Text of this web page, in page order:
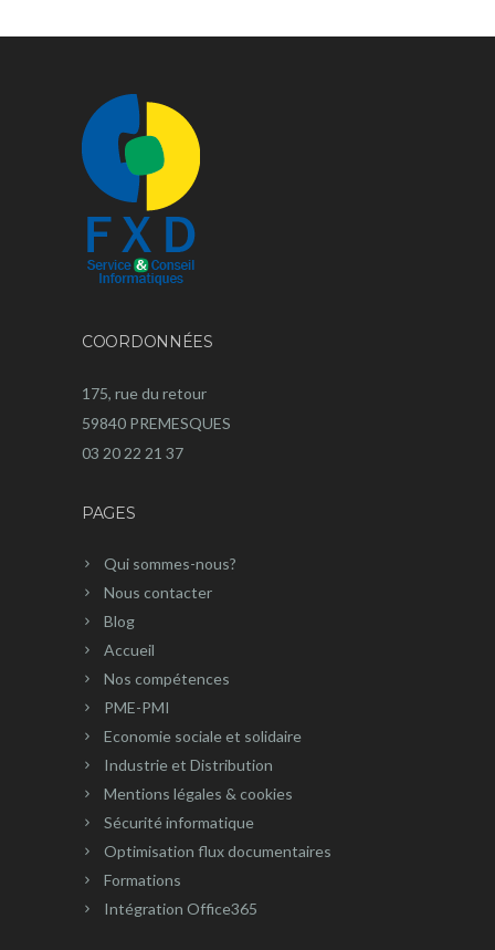
COORDONNÉES
175, rue du retour
59840 PREMESQUES
03 20 22 21 37
PAGES
Qui sommes-nous?
Nous contacter
Blog
Accueil
Nos compétences
PME-PMI
Economie sociale et solidaire
Industrie et Distribution
Mentions légales & cookies
Sécurité informatique
Optimisation flux documentaires
Formations
Intégration Office365